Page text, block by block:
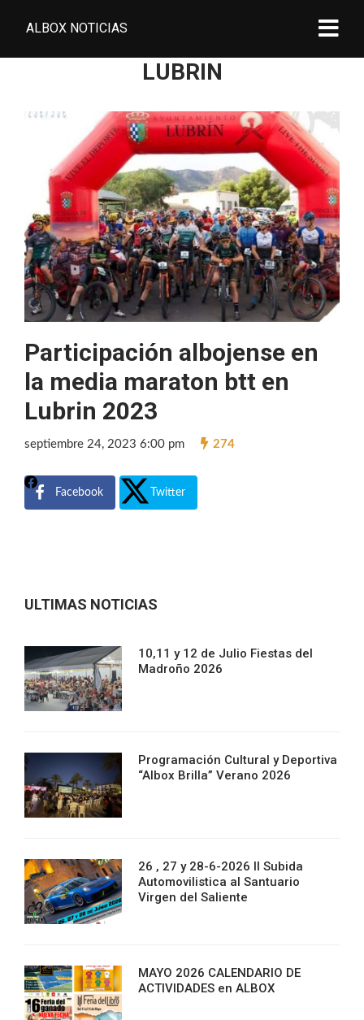
ALBOX NOTICIAS
LUBRIN
Participación albojense en
la media maraton btt en
Lubrin 2023
septiembre 24, 2023 6:00 pm 274
Facebook Twitter
ULTIMAS NOTICIAS
10,11 y 12 de Julio Fiestas del
Madroño 2026
Programación Cultural y Deportiva
“Albox Brilla” Verano 2026
26 , 27 y 28-6-2026 II Subida
Automovilistica al Santuario
Virgen del Saliente
MAYO 2026 CALENDARIO DE
ACTIVIDADES en ALBOX